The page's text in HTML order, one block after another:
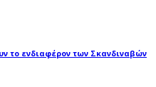
το ενδιαφέρον των Σκανδιναβών